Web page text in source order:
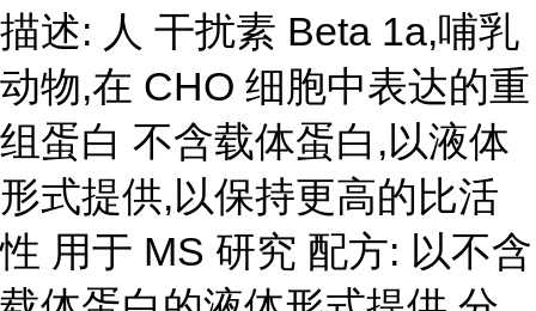
描述: 人 干扰素 Beta 1a,哺乳
动物,在 CHO 细胞中表达的重
组蛋白 不含载体蛋白,以液体
形式提供,以保持更高的比活
性 用于 MS 研究 配方: 以不含